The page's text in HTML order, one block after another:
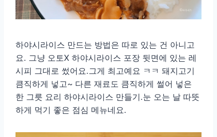
하야시라이스 만드는 방법은 따로 있는 건 아니고
요. 그냥 오토X 하야시라이스 포장 뒷면에 있는 레
시피 그대로 썼어요.그게 최고예요 ㅋㅋ 돼지고기
큼직하게 넣고~ 다른 재료도 큼직하게 썰어 넣은
한 그릇 요리 하야시라이스 만들기.눈 오는 날 따뜻
하게 먹기 좋은 점심 메뉴네요.